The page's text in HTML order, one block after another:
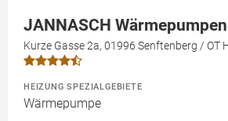
JANNASCH Wärmepumpen
Kurze Gasse 2a, 01996 Senftenberg / OT
HEIZUNG SPEZIALGEBIETE
Wärmepumpe